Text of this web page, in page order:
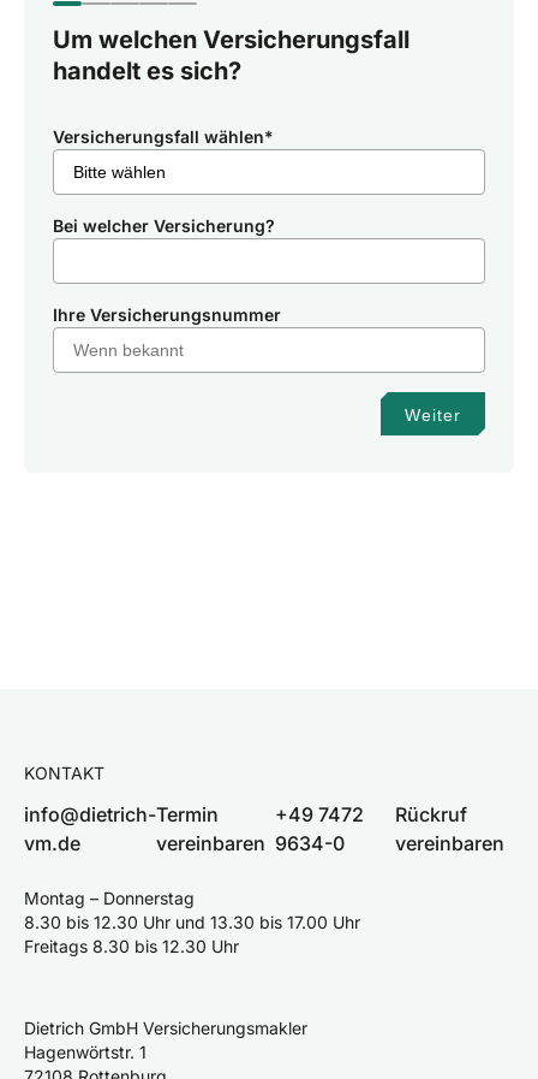
Um welchen Versicherungsfall
handelt es sich?
Versicherungsfall wählen*
Bei welcher Versicherung?
Ihre Versicherungsnummer
Weiter
KONTAKT
info@dietrich-
vm.de
Termin
vereinbaren
+49 7472
9634-0
Rückruf
vereinbaren
Montag – Donnerstag
8.30 bis 12.30 Uhr und 13.30 bis 17.00 Uhr
Freitags 8.30 bis 12.30 Uhr
Dietrich GmbH Versicherungsmakler
Hagenwörtstr. 1